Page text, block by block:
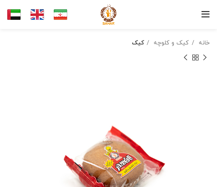
خانه کیک و کلوچه کیک